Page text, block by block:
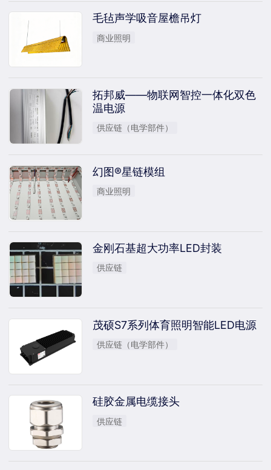
毛毡声学吸音屋檐吊灯
商业照明
拓邦威——物联网智控一体化双色
温电源
供应链（电学部件）
幻图®星链模组
商业照明
金刚石基超大功率LED封装
供应链
茂硕S7系列体育照明智能LED电源
供应链（电学部件）
硅胶金属电缆接头
供应链